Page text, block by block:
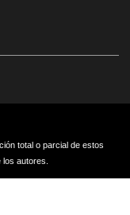
total o parcial de estos
autores.